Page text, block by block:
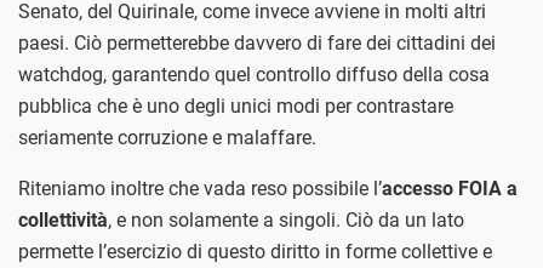
Senato, del Quirinale, come invece avviene in molti altri
paesi. Ciò permetterebbe davvero di fare dei cittadini dei
watchdog, garantendo quel controllo diffuso della cosa
pubblica che è uno degli unici modi per contrastare
seriamente corruzione e malaffare.
Riteniamo inoltre che vada reso possibile l’accesso FOIA a
collettività, e non solamente a singoli. Ciò da un lato
permette l’esercizio di questo diritto in forme collettive e